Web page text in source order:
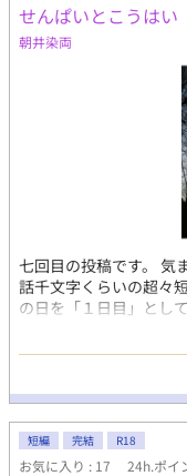
せんぱいとこうはい
朝井染両
七回目の投稿です。 気
話千文字くらいの超々
の日を「１日目」とし
同士の恋人です。 生
り、向き合わなかった
これはえっちないです
短編 完結 R18
お気に入り : 17 24h.ポイ